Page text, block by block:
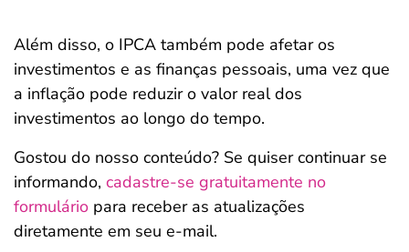
Além disso, o IPCA também pode afetar os
investimentos e as finanças pessoais, uma vez que
a inflação pode reduzir o valor real dos
investimentos ao longo do tempo.
Gostou do nosso conteúdo? Se quiser continuar se
informando, cadastre-se gratuitamente no
formulário para receber as atualizações
diretamente em seu e-mail.